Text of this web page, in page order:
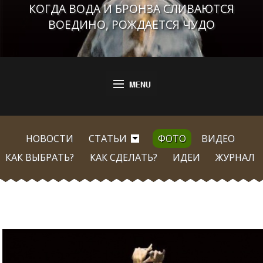
КОГДА ВОДА И БРОНЗА СЛИВАЮТСЯ
ВОЕДИНО, РОЖДАЕТСЯ ЧУДО
НОВОСТИ СТАТЬИ ФОТО
ВИДЕО
КАК ВЫБРАТЬ?
КАК СДЕЛАТЬ? ИДЕИ ЖУРНАЛ